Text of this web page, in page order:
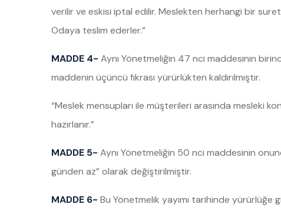
verilir ve eskisi iptal edilir. Meslekten herhangi bir
Odaya teslim ederler.”
MADDE 4- Aynı Yönetmeliğin 47 nci maddesinin
maddenin üçüncü fıkrası yürürlükten kaldırılmıştır.
“Meslek mensupları ile müşterileri arasında mesleki
hazırlanır.”
MADDE 5- Aynı Yönetmeliğin 50 nci maddesinin
günden az” olarak değiştirilmiştir.
MADDE 6- Bu Yönetmelik yayımı tarihinde yürürlüğe